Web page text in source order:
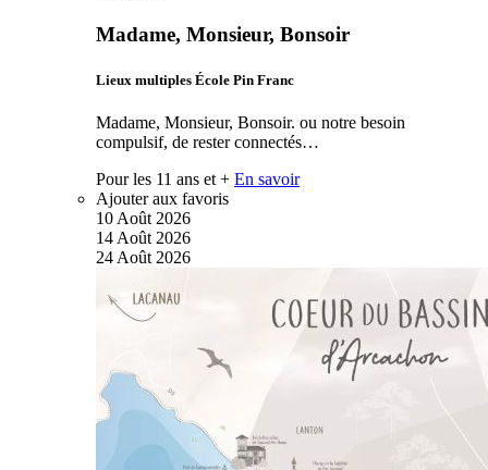
Madame, Monsieur, Bonsoir
Lieux multiples École Pin Franc
Madame, Monsieur, Bonsoir. ou notre besoin
compulsif, de rester connectés…
Pour les 11 ans et + En savoir
Ajouter aux favoris
10 Août 2026
14 Août 2026
24 Août 2026